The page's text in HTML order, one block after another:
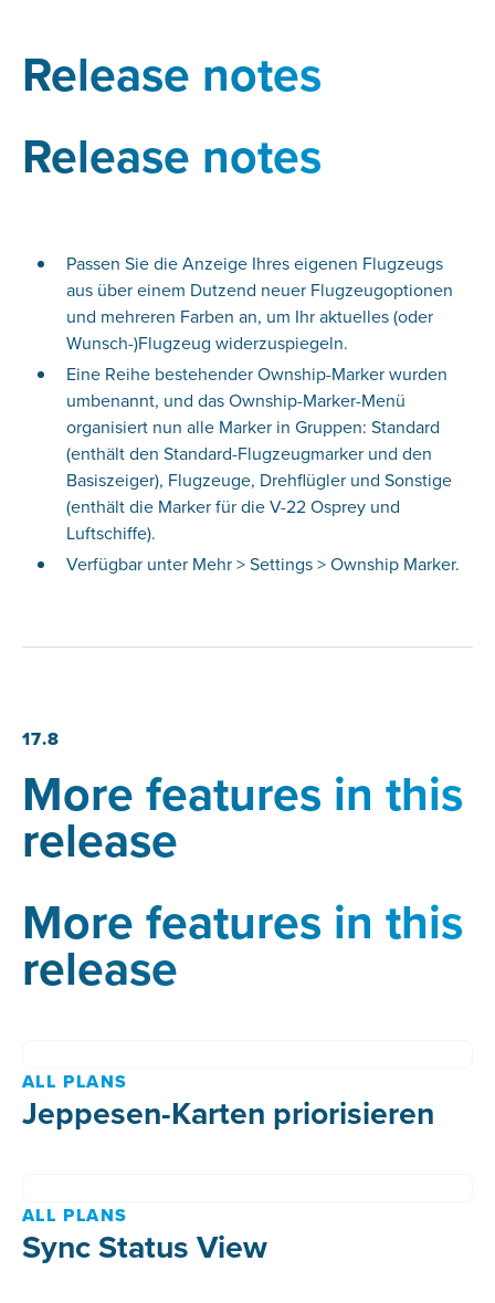
Release notes
Release notes
Passen Sie die Anzeige Ihres eigenen Flugzeugs
aus über einem Dutzend neuer Flugzeugoptionen
und mehreren Farben an, um Ihr aktuelles (oder
Wunsch-)Flugzeug widerzuspiegeln.
Eine Reihe bestehender Ownship-Marker wurden
umbenannt, und das Ownship-Marker-Menü
organisiert nun alle Marker in Gruppen: Standard
(enthält den Standard-Flugzeugmarker und den
Basiszeiger), Flugzeuge, Drehflügler und Sonstige
(enthält die Marker für die V-22 Osprey und
Luftschiffe).
Verfügbar unter Mehr > Settings > Ownship Marker.
17.8
More features in this
release
More features in this
release
ALL PLANS
Jeppesen-Karten priorisieren
ALL PLANS
Sync Status View